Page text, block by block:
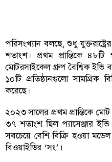
পরিসংখ্যান বলছে, শুধু
শতাংশ। প্রথম প্রান্তিকে ৪৮টি
মোটরসাইকেল গ্রুপ বৈশ্বিক ইভি
১০টি প্রতিষ্ঠানগুলো সামগ্রিক
করেছে।
২০২৩ সালের প্রথম প্রান্তিকে
৩৭ শতাংশ ছিল প্যাসেঞ্জার
সবচেয়ে বেশি বিক্রি হওয়া
বিওয়াইডির ‘সং’।